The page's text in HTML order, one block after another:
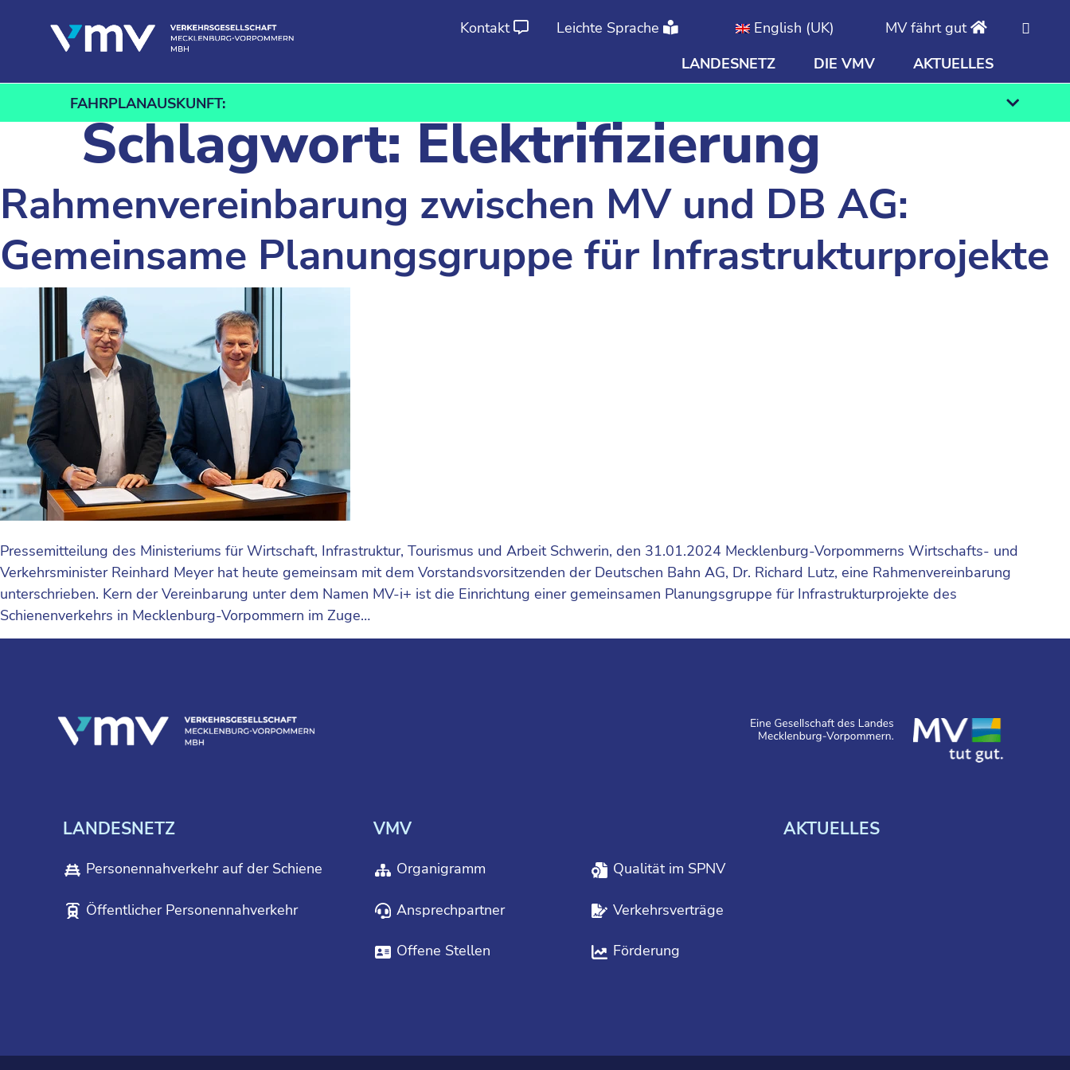
Kontakt
Leichte Sprache English (UK)
MV fährt gut
LANDESNETZ
DIE VMV
AKTUELLES
FAHRPLANAUSKUNFT:
Schlagwort:Elektrifizierung
Rahmenvereinbarung zwischen MV und DB AG:
Gemeinsame Planungsgruppe für Infrastrukturprojekte
Pressemitteilung des Ministeriums für Wirtschaft, Infrastruktur, Tourismus und Arbeit Schwerin, den 31.01.2024 Mecklenburg-Vorpommerns Wirtschafts- und
Verkehrsminister Reinhard Meyer hat heute gemeinsam mit dem Vorstandsvorsitzenden der Deutschen Bahn AG, Dr. Richard Lutz, eine Rahmenvereinbarung
unterschrieben. Kern der Vereinbarung unter dem Namen MV-i+ ist die Einrichtung einer gemeinsamen Planungsgruppe für Infrastrukturprojekte des
Schienenverkehrs in Mecklenburg-Vorpommern im Zuge…
LANDESNETZ
Personennahverkehr auf der Schiene
Öffentlicher Personennahverkehr
VMV
Organigramm Qualität im SPNV
Ansprechpartner Verkehrsverträge
Offene Stellen Förderung
AKTUELLES